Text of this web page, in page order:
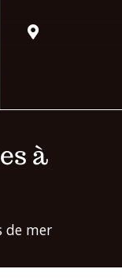
à
de mer